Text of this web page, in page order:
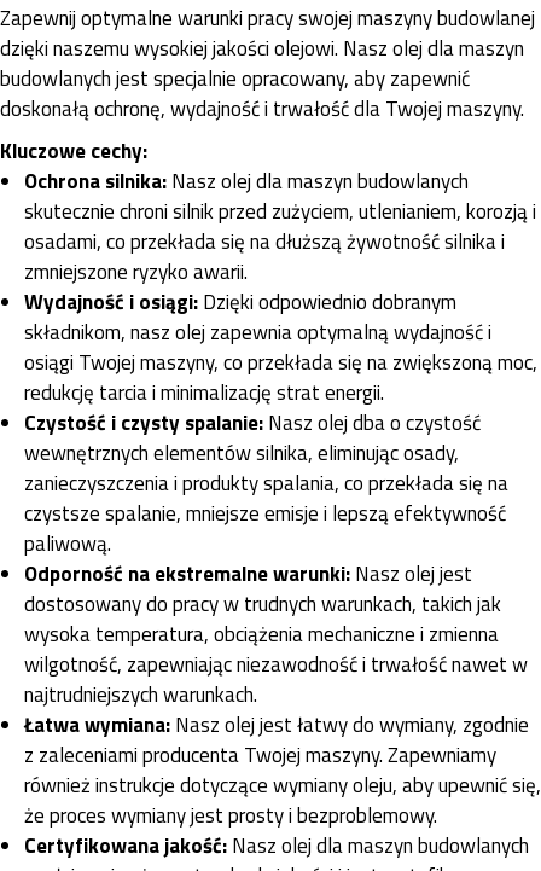
Zapewnij optymalne warunki pracy swojej maszyny budowlanej
dzięki naszemu wysokiej jakości olejowi. Nasz olej dla maszyn
budowlanych jest specjalnie opracowany, aby zapewnić
doskonałą ochronę, wydajność i trwałość dla Twojej maszyny.
Kluczowe cechy:
Ochrona silnika:Nasz olej dla maszyn budowlanych
skutecznie chroni silnik przed zużyciem, utlenianiem, korozją i
osadami, co przekłada się na dłuższą żywotność silnika i
zmniejszone ryzyko awarii.
Wydajność i osiągi:Dzięki odpowiednio dobranym
składnikom, nasz olej zapewnia optymalną wydajność i
osiągi Twojej maszyny, co przekłada się na zwiększoną moc,
redukcję tarcia i minimalizację strat energii.
Czystość i czysty spalanie:Nasz olej dba o czystość
wewnętrznych elementów silnika, eliminując osady,
zanieczyszczenia i produkty spalania, co przekłada się na
czystsze spalanie, mniejsze emisje i lepszą efektywność
paliwową.
Odporność na ekstremalne warunki:Nasz olej jest
dostosowany do pracy w trudnych warunkach, takich jak
wysoka temperatura, obciążenia mechaniczne i zmienna
wilgotność, zapewniając niezawodność i trwałość nawet w
najtrudniejszych warunkach.
Łatwa wymiana:Nasz olej jest łatwy do wymiany, zgodnie
z zaleceniami producenta Twojej maszyny. Zapewniamy
również instrukcje dotyczące wymiany oleju, aby upewnić się,
że proces wymiany jest prosty i bezproblemowy.
Certyfikowana jakość:Nasz olej dla maszyn budowlanych